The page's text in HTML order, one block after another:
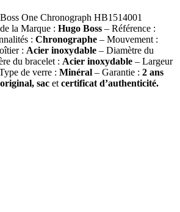
One Chronograph HB1514001
de la Marque : Hugo Boss – Référence :
: Chronographe – Mouvement :
: Acier inoxydable – Diamètre du
du bracelet : Acier inoxydable – Largeur
de verre : Minéral – Garantie : 2 ans
sac et certificat d’authenticité.